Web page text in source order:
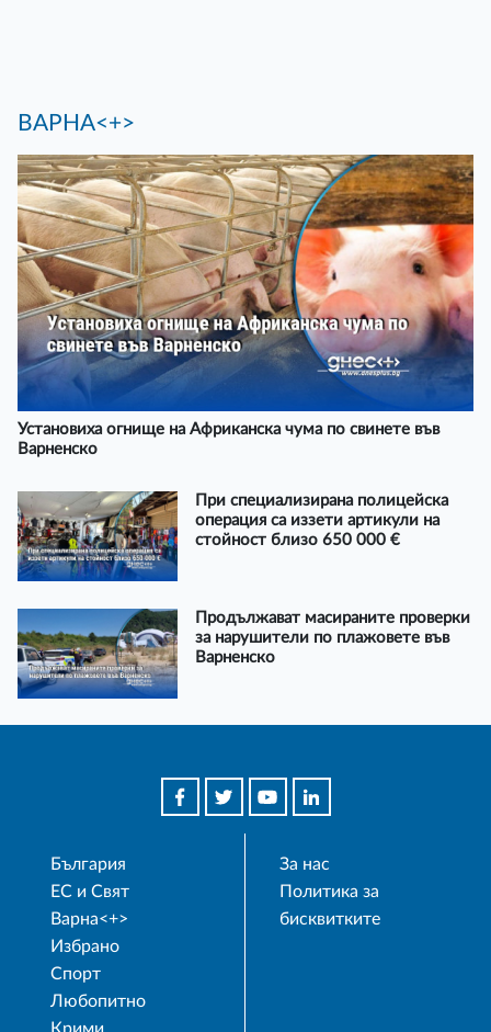
ВАРНА<+>
Установиха огнище на Африканска чума по свинете във
Варненско
При специализирана полицейска
операция са иззети артикули на
стойност близо 650 000 €
Продължават масираните проверки
за нарушители по плажовете във
Варненско
България
ЕС и Свят
Варна<+>
Избрано
Спорт
Любопитно
За нас
Политика за
бисквитките